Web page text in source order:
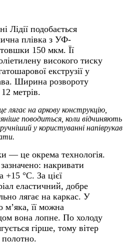
Лідії подобається
плівка з УФ-
150 мкм. Її
високого тиску
екструзії у
Ширина розвороту
метрів.
на аркову конструкцію,
поводиться, коли відчиняють
у користуванні напіврукав
— це окрема технологія.
накривати
°C. За цієї
еластичний, добре
лягає на каркас. У
м’яка, її можна
вона лопне. По холоду
гірше, тому вітер